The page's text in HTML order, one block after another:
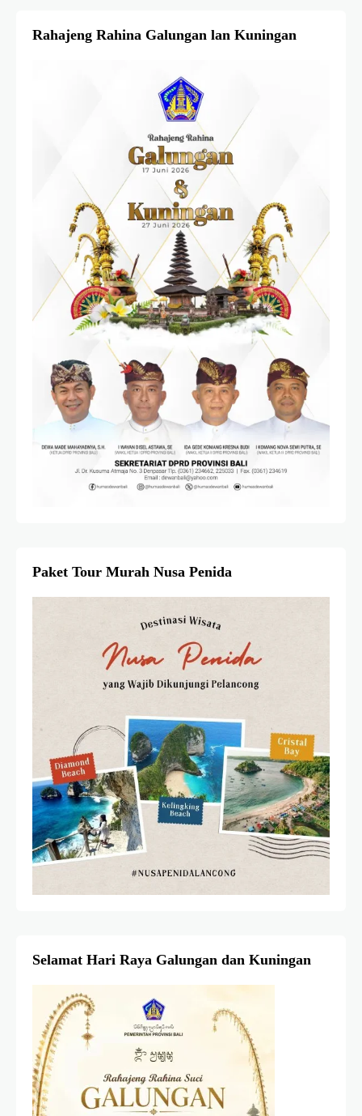
Rahajeng Rahina Galungan lan Kuningan
Paket Tour Murah Nusa Penida
Selamat Hari Raya Galungan dan Kuningan